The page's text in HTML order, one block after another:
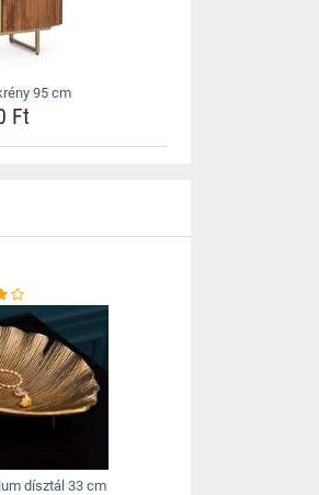
95 cm
Ft
dísztál 33 cm